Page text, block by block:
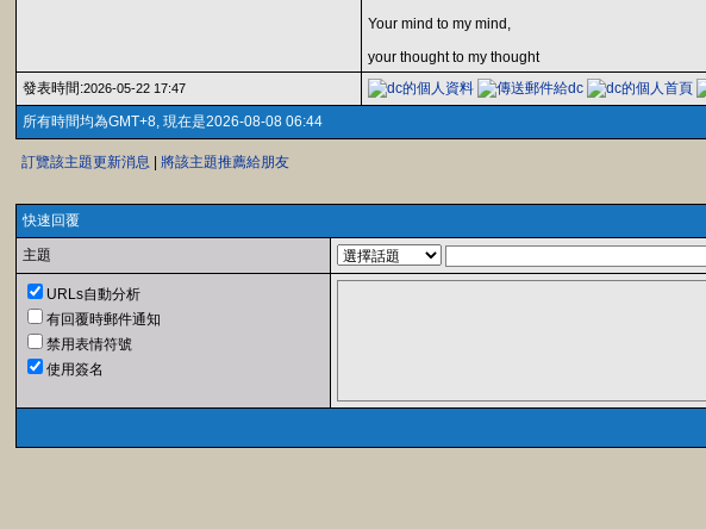
Your mind to my mind,
your thought to my thought
發表時間:2026-05-22 17:47
所有時間均為GMT+8, 現在是2026-08-08 06:44
訂覽該主題更新消息 將該主題推薦給朋友
快速回覆
主題
URLs自動分析
有回覆時郵件通知
禁用表情符號
使用簽名